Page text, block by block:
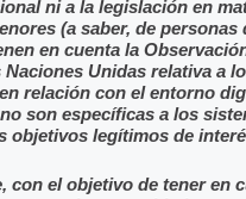
ni a la legislación en
(a saber, de personas
en cuenta la
Naciones Unidas relativa a
relación con el entorno
son específicas a los
objetivos legítimos de
con el objetivo de tener en